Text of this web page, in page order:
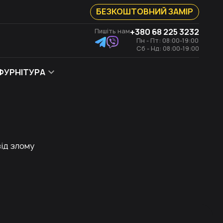
БЕЗКОШТОВНИЙ ЗАМІР
Пишіть нам+380 68 225 3232
Пн - Пт: 08:00-19:00
Сб - Нд: 08:00-19:00
злому